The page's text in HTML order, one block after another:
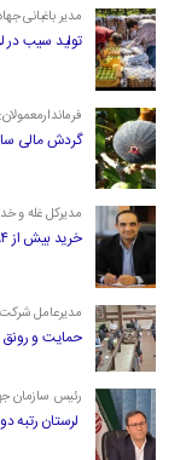
مدیر باغبانی
تولید سیب در لرستان
فرماندارمعمولان:
گردش مالی سالانه
مدیرکل غله و
خرید بیش از ۲۹۴ هزار تن گندم از کشاورزان لرستان
مدیرعامل
حمایت و
رئیس سازمان
لرستان رتبه